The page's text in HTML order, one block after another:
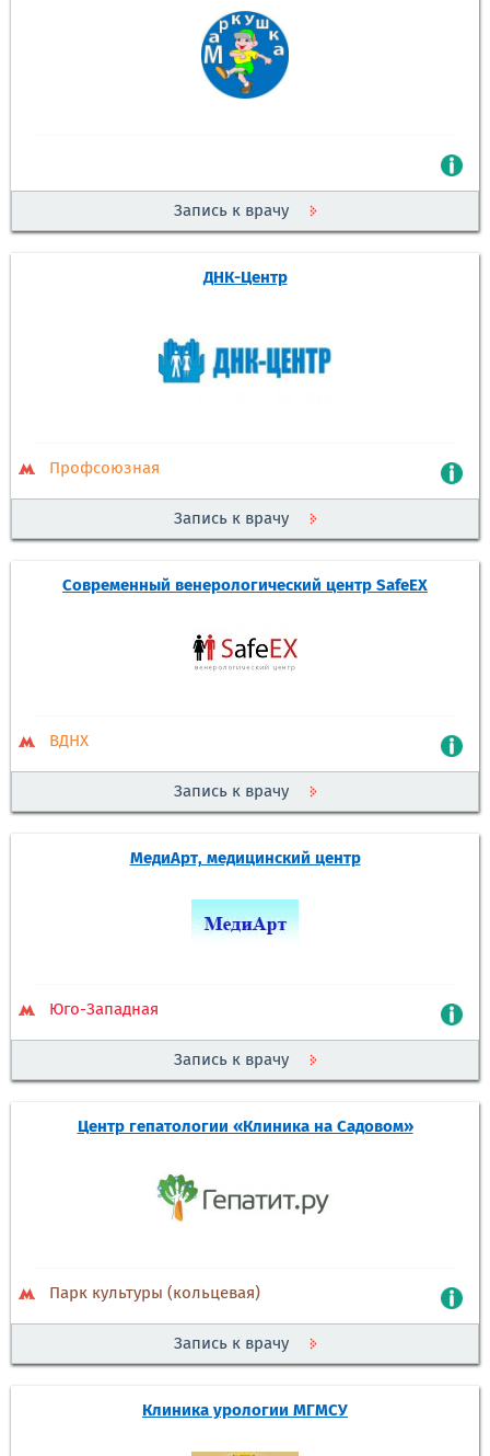
Запись к врачу
ДНК-Центр
Профсоюзная
Запись к врачу
Современный венерологический центр SafeEX
ВДНХ
Запись к врачу
МедиАрт, медицинский центр
Юго-Западная
Запись к врачу
Центр гепатологии «Клиника на Садовом»
Парк культуры (кольцевая)
Запись к врачу
Клиника урологии МГМСУ